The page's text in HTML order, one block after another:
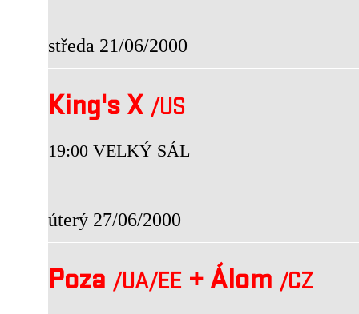
středa 21/06/2000
King's X /US
19:00 VELKÝ SÁL
úterý 27/06/2000
Poza /UA/EE +Álom /CZ